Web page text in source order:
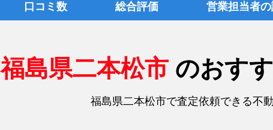
口コミ数 総合評価 営業担当者
福島県二本松市 のおす
福島県二本松市で査定依頼できる不